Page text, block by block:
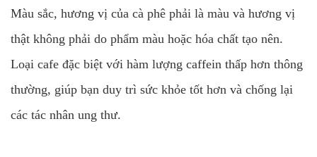
Màu sắc, hương vị của cà phê phải là màu và hương vị
thật không phải do phẩm màu hoặc hóa chất tạo nên.
Loại cafe đặc biệt với hàm lượng caffein thấp hơn thông
thường, giúp bạn duy trì sức khỏe tốt hơn và chống lại
các tác nhân ung thư.